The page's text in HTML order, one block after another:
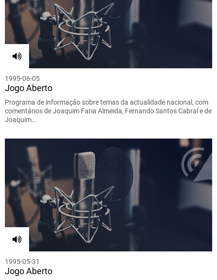
1995-06-05
Jogo Aberto
Programa de informação sobre temas da actualidade nacional, com
comentários de Joaquim Faria Almeida, Fernando Santos Cabral e de
Joaquim…
1995-05-31
Jogo Aberto